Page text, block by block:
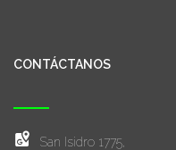
CONTÁCTANOS
San Isidro 1775,